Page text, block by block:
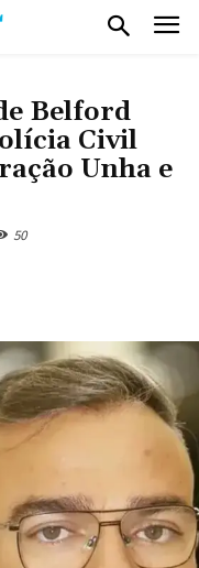
Belford
Civil
Unha e
50